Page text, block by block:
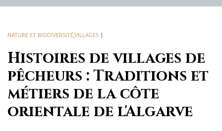
Histoires de villages de
pêcheurs : Traditions et
métiers de la côte
orientale de l'Algarve
NATURE ET BIODIVERSITÉVILLAGES